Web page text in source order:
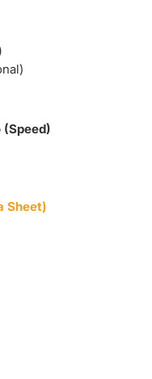
(Speed)
Sheet)